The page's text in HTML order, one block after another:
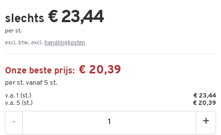
slechts € 23,44
per st.
excl. btw, excl. handlingkosten
Onze beste prijs: € 20,39
per st. vanaf 5 st.
v.a. 1 (st.)
€ 23,44
v.a. 5 (st.)
€ 20,39
- +